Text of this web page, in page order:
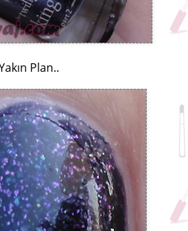
Plan..